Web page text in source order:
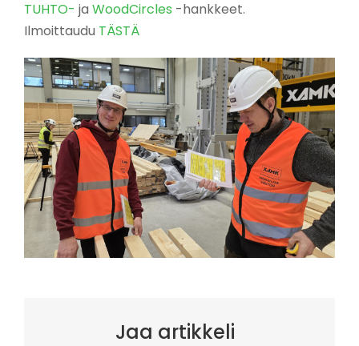
TUHTO- ja WoodCircles -hankkeet.
Ilmoittaudu TÄSTÄ
Jaa artikkeli